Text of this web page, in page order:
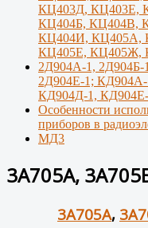
КЦ403Д, КЦ403Е,
КЦ404Б, КЦ404В,
КЦ404И, КЦ405А,
КЦ405Е, КЦ405Ж,
2Д904А-1, 2Д904Б-
2Д904Е-1;
КД904Д-1, КД904Е-
Особенности
приборов в
МД3
3А705А,
3А705А,